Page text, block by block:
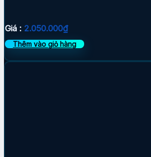
Giá : 2.050.000₫
Thêm vào giỏ hàng